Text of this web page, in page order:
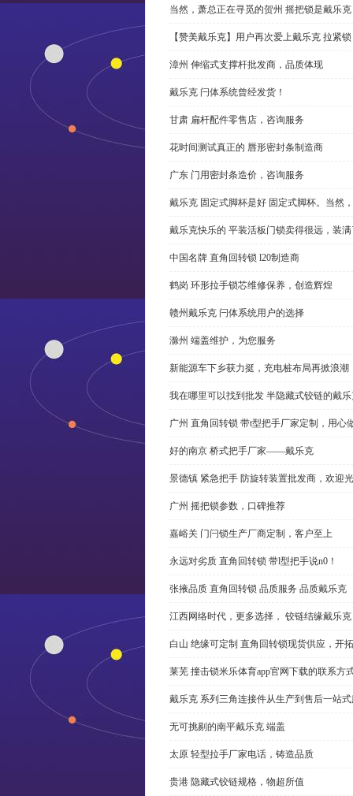
当然，萧总正在寻觅的贺州 摇把锁是戴乐克
【赞美戴乐克】用户再次爱上戴乐克 拉紧锁
漳州 伸缩式支撑杆批发商，品质体现
戴乐克 闩体系统曾经发货！
甘肃 扁杆配件零售店，咨询服务
花时间测试真正的 唇形密封条制造商
广东 门用密封条造价，咨询服务
戴乐克 固定式脚杯是好 固定式脚杯。当然
戴乐克快乐的 平装活板门锁卖得很远，装
中国名牌 直角回转锁 l20制造商
鹤岗 环形拉手锁芯维修保养，创造辉煌
赣州戴乐克 闩体系统用户的选择
滁州 端盖维护，为您服务
新能源车下乡获力挺，充电桩布局再掀浪潮
我在哪里可以找到批发 半隐藏式铰链的戴
广州 直角回转锁 带t型把手厂家定制，用心
好的南京 桥式把手厂家——戴乐克
景德镇 紧急把手 防旋转装置批发商，欢迎
广州 摇把锁参数，口碑推荐
嘉峪关 门闩锁生产厂商定制，客户至上
永远对劣质 直角回转锁 带l型把手说n0！
张掖品质 直角回转锁 品质服务 品质戴乐克
江西网络时代，更多选择， 铰链结缘戴乐克
白山 绝缘可定制 直角回转锁现货供应，开
莱芜 撞击锁米乐体育app官网下载的联系方
戴乐克 系列三角连接件从生产到售后一站
无可挑剔的南平戴乐克 端盖
太原 轻型拉手厂家电话，铸造品质
贵港 隐藏式铰链规格，物超所值